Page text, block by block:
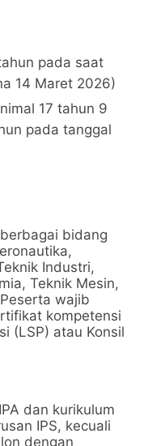
pada saat
14 Maret 2026)
17 tahun 9
pada tanggal
bidang
Industri,
Teknik Mesin,
wajib
kompetensi
(LSP) atau Konsil
dan kurikulum
IPS, kecuali
dengan